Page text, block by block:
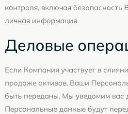
контроля, включая безопасность
личная информация.
Деловые
Если Компания участвует в
продаже активов, Ваши
быть переданы. Мы уведомим вас
Персональные данные будут